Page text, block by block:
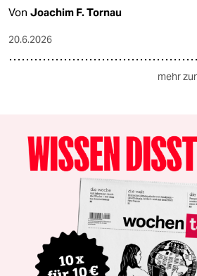
Von Joachim F. Tornau
20.6.2026
mehr